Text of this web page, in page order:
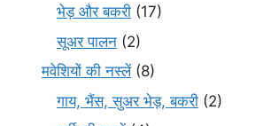
भेड़ और बकरी (17)
सूअर पालन (2)
मवेशियों की नस्लें(8)
गाय, भैंस, सुअर भेड़, बकरी (2)